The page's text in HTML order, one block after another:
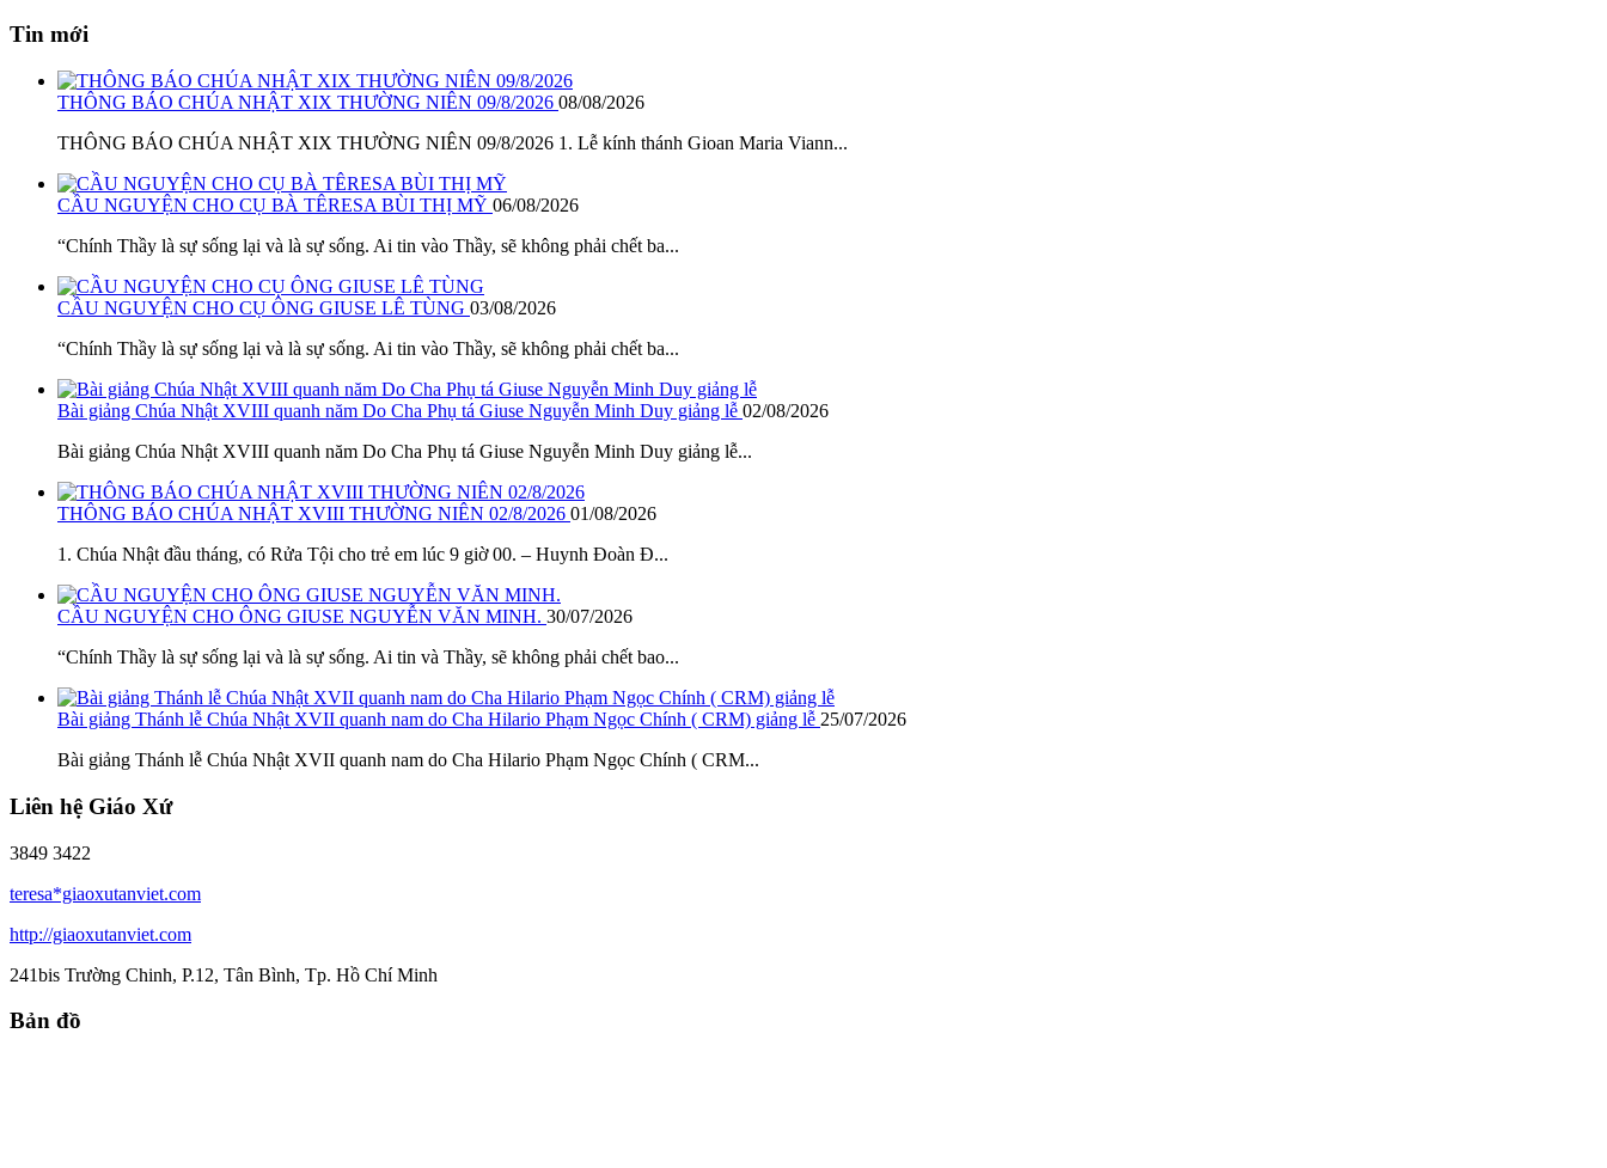
Tin mới
THÔNG BÁO CHÚA NHẬT XIX THƯỜNG NIÊN 09/8/2026 08/08/2026
THÔNG BÁO CHÚA NHẬT XIX THƯỜNG NIÊN 09/8/2026 1. Lễ kính thánh Gioan Maria Viann...
CẦU NGUYỆN CHO CỤ BÀ TÊRESA BÙI THỊ MỸ 06/08/2026
“Chính Thầy là sự sống lại và là sự sống. Ai tin vào Thầy, sẽ không phải chết ba...
CẦU NGUYỆN CHO CỤ ÔNG GIUSE LÊ TÙNG 03/08/2026
“Chính Thầy là sự sống lại và là sự sống. Ai tin vào Thầy, sẽ không phải chết ba...
Bài giảng Chúa Nhật XVIII quanh năm Do Cha Phụ tá Giuse Nguyễn Minh Duy giảng lễ 02/08/2026
Bài giảng Chúa Nhật XVIII quanh năm Do Cha Phụ tá Giuse Nguyễn Minh Duy giảng lễ...
THÔNG BÁO CHÚA NHẬT XVIII THƯỜNG NIÊN 02/8/2026 01/08/2026
1. Chúa Nhật đầu tháng, có Rửa Tội cho trẻ em lúc 9 giờ 00. – Huynh Đoàn Đ...
CẦU NGUYỆN CHO ÔNG GIUSE NGUYỄN VĂN MINH. 30/07/2026
“Chính Thầy là sự sống lại và là sự sống. Ai tin và Thầy, sẽ không phải chết bao...
Bài giảng Thánh lễ Chúa Nhật XVII quanh nam do Cha Hilario Phạm Ngọc Chính ( CRM) giảng lễ 25/07/2026
Bài giảng Thánh lễ Chúa Nhật XVII quanh nam do Cha Hilario Phạm Ngọc Chính ( CRM...
Liên hệ Giáo Xứ
3849 3422
teresa*giaoxutanviet.com
http://giaoxutanviet.com
241bis Trường Chinh, P.12, Tân Bình, Tp. Hồ Chí Minh
Bản đồ